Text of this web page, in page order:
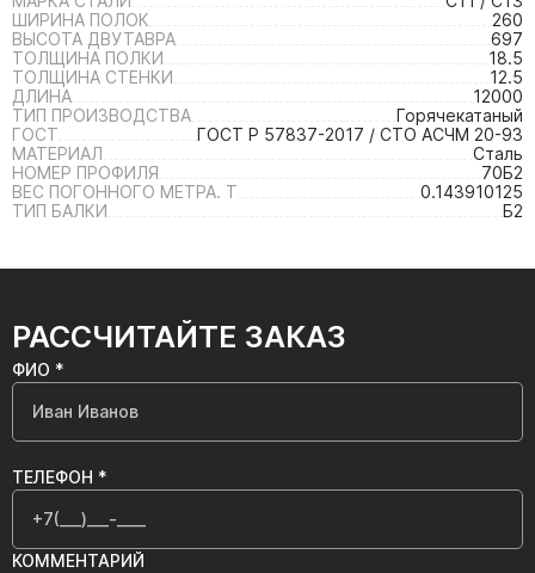
ШИРИНА ПОЛОК
260
ВЫСОТА ДВУТАВРА
697
ТОЛЩИНА ПОЛКИ
18.5
ТОЛЩИНА СТЕНКИ
12.5
ДЛИНА
12000
ТИП ПРОИЗВОДСТВА
Горячекатаный
ГОСТ
ГОСТ Р 57837-2017 / СТО АСЧМ 20-93
МАТЕРИАЛ
Сталь
НОМЕР ПРОФИЛЯ
70Б2
ВЕС ПОГОННОГО МЕТРА. Т
0.143910125
ТИП БАЛКИ
Б2
РАССЧИТАЙТЕ ЗАКАЗ
ФИО *
ТЕЛЕФОН *
КОММЕНТАРИЙ